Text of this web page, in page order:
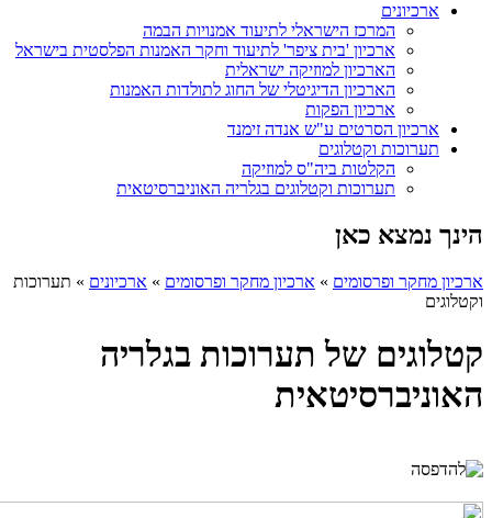
ארכיונים
המרכז הישראלי לתיעוד אמנויות הבמה
ארכיון 'בית ציפר' לתיעוד וחקר האמנות הפלסטית בישראל
הארכיון למוזיקה ישראלית
הארכיון הדיגיטלי של החוג לתולדות האמנות
ארכיון הפקות
ארכיון הסרטים ע"ש אנדה זימנד
תערוכות וקטלוגים
הקלטות ביה"ס למוזיקה
תערוכות וקטלוגים בגלריה האוניברסיטאית
הינך נמצא כאן
ארכיון מחקר ופרסומים » ארכיון מחקר ופרסומים » ארכיונים » תערוכות
וקטלוגים
קטלוגים של תערוכות בגלריה
האוניברסיטאית